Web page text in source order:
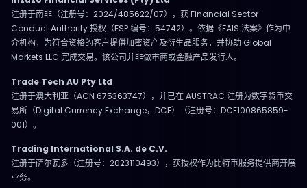
注册于南非（注册号：2024/485622/07），获 Financial Sector
Conduct Authority 授权（FSP 编号：54742）。依据《FAIS 法案》作为中
介机构，为符合资格的客户提供加密资产及衍生品服务，并协助 Global
Markets LLC 完成交易。该公司并非做市商或金融产品发行人。
Trade Tech AU Pty Ltd
注册于澳大利亚（ACN 675363747），并已在 AUSTRAC 注册为数字货币交
易所（Digital Currency Exchange，DCE）（注册号：DCE100865859-
001）。
Trading International S.A. de C.V.
注册于萨尔瓦多（注册号：2023110493），获授权作为比特币服务提供商开展
业务。